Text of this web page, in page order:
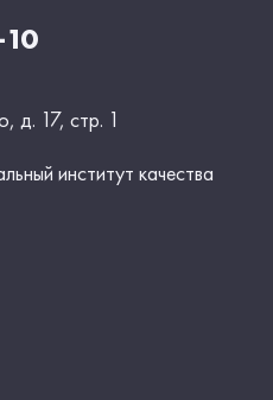
д. 17, стр. 1
институт качества